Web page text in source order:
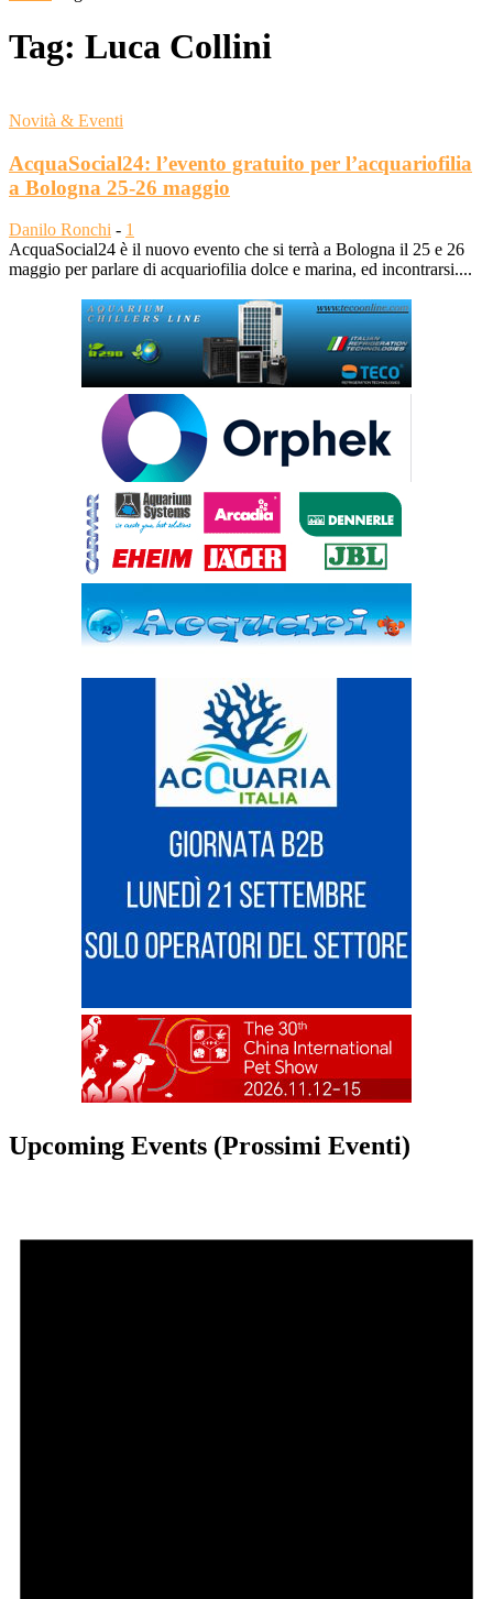
Tag: Luca Collini
Novità & Eventi
AcquaSocial24: l’evento gratuito per l’acquariofilia
a Bologna 25-26 maggio
Danilo Ronchi - 1
AcquaSocial24 è il nuovo evento che si terrà a Bologna il 25 e 26
maggio per parlare di acquariofilia dolce e marina, ed incontrarsi....
Upcoming Events (Prossimi Eventi)